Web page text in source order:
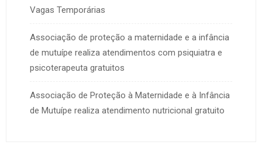
Vagas Temporárias
Associação de proteção a maternidade e a infância
de mutuípe realiza atendimentos com psiquiatra e
psicoterapeuta gratuitos
Associação de Proteção à Maternidade e à Infância
de Mutuípe realiza atendimento nutricional gratuito